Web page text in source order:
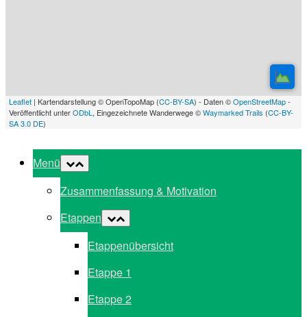
Leaflet | Kartendarstellung © OpenTopoMap (CC-BY-SA) - Daten ©OpenStreetMap-
Veröffentlicht unterODbL, Eingezeichnete Wanderwege ©Waymarked Trails (CC-BY-
SA 3.0 DE)
Menü
Zusammenfassung & Motivation
Etappen
Etappenübersicht
Etappe 1
Etappe 2